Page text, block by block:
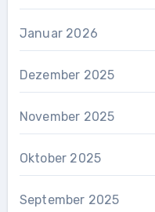
Januar 2026
Dezember 2025
November 2025
Oktober 2025
September 2025